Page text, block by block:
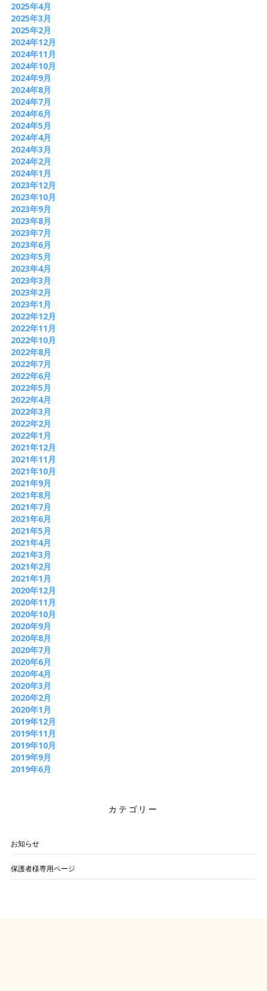
2025年4月
2025年3月
2025年2月
2024年12月
2024年11月
2024年10月
2024年9月
2024年8月
2024年7月
2024年6月
2024年5月
2024年4月
2024年3月
2024年2月
2024年1月
2023年12月
2023年10月
2023年9月
2023年8月
2023年7月
2023年6月
2023年5月
2023年4月
2023年3月
2023年2月
2023年1月
2022年12月
2022年11月
2022年10月
2022年8月
2022年7月
2022年6月
2022年5月
2022年4月
2022年3月
2022年2月
2022年1月
2021年12月
2021年11月
2021年10月
2021年9月
2021年8月
2021年7月
2021年6月
2021年5月
2021年4月
2021年3月
2021年2月
2021年1月
2020年12月
2020年11月
2020年10月
2020年9月
2020年8月
2020年7月
2020年6月
2020年4月
2020年3月
2020年2月
2020年1月
2019年12月
2019年11月
2019年10月
2019年9月
2019年6月
カテゴリー
お知らせ
保護者様専用ページ